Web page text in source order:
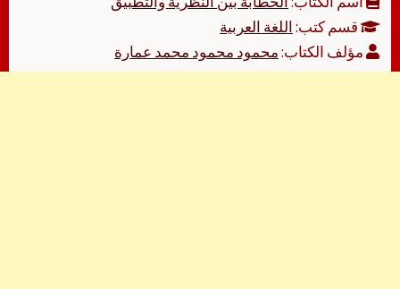
قسم كتب:اللغة العربية
مؤلف الكتاب:محمود محمود محمد عمارة